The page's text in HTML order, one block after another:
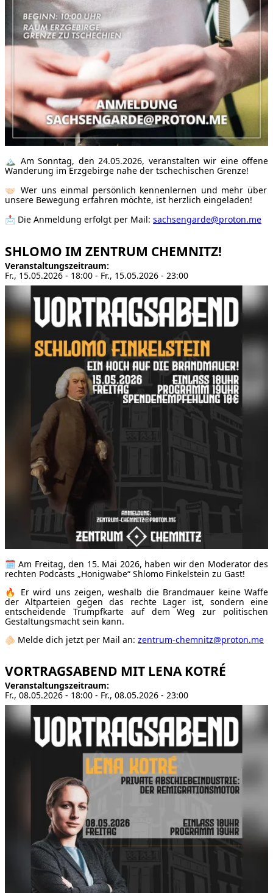
🏔️ Am Sonntag, den 24.05.2026, veranstalten wir eine offene
Wanderung im Erzgebirge nahe der tschechischen Grenze!
🤝🏻 Wer uns einmal persönlich kennenlernen und mehr über
unsere Bewegung erfahren möchte, ist herzlich eingeladen!
📩 Die Anmeldung erfolgt per Mail: sachsengarde@proton.me
SHLOMO IM ZENTRUM CHEMNITZ!
Veranstaltungszeitraum
Fr., 15.05.2026 - 18:00 - Fr., 15.05.2026 - 23:00
🗓 Am Freitag, den 15. Mai 2026, haben wir den Moderator des
rechten Podcasts „Honigwabe“ Shlomo Finkelstein zu Gast!
🔥 Er wird uns zeigen, weshalb die Brandmauer keine Waffe
der Altparteien gegen das rechte Lager ist, sondern eine
entscheidende Trumpfkarte auf dem Weg zur politischen
Gestaltungsmacht sein kann.
🫵🏻 Melde dich jetzt per Mail an: zentrum-chemnitz@proton.me
VORTRAGSABEND MIT LENA KOTRÉ
Veranstaltungszeitraum
Fr., 08.05.2026 - 18:00 - Fr., 08.05.2026 - 23:00